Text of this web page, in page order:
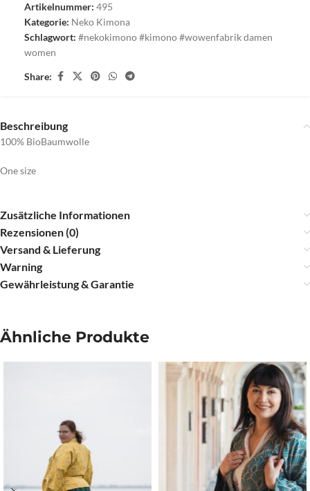
Artikelnummer: 495
Kategorie: Neko Kimona
Schlagwort: #nekokimono #kimono #wowenfabrik damen
women
Share:
Beschreibung
100% BioBaumwolle
One size
Zusätzliche Informationen
Rezensionen (0)
Versand & Lieferung
Warning
Gewährleistung & Garantie
Ähnliche Produkte